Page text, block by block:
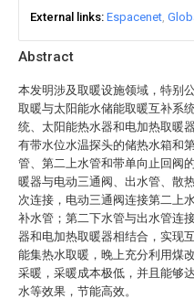
Abstract
本发明涉及取暖设施领域，特别
取暖与太阳能水储能取暖互补系
统、太阳能热水器和电加热取暖
有带水位水温探头的储热水箱和
管、第二上水管和带单向止回阀
暖器与电动三通阀、出水管、散
次连接，电动三通阀连接第二上
补水管；第二下水管与出水管连
器和电加热取暖器相结合，实现
能集热水取暖，晚上充分利用煤
采暖，采暖成本极低，并且能够
水等效果，节能高效。
External links Espacenet